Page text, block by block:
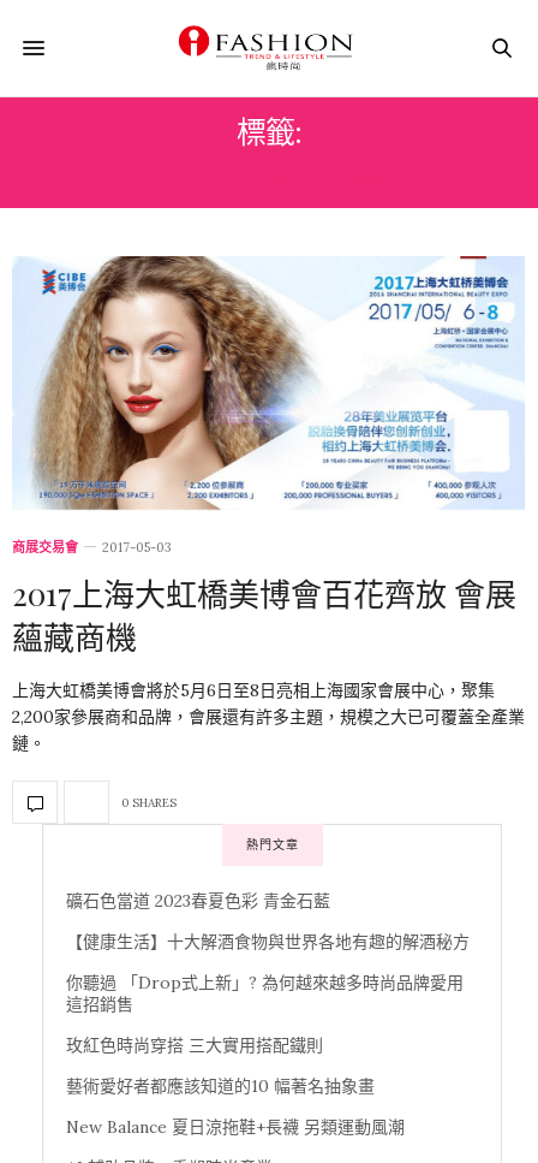
標籤:
商展交易會 2017-05-03
2017上海大虹橋美博會百花齊放 會展
蘊藏商機
上海大虹橋美博會將於5月6日至8日亮相上海國家會展中心，聚集
2,200家參展商和品牌，會展還有許多主題，規模之大已可覆蓋全產業
鏈。
0 SHARES
熱門文章
礦石色當道 2023春夏色彩 青金石藍
【健康生活】十大解酒食物與世界各地有趣的解酒秘方
你聽過 「Drop式上新」? 為何越來越多時尚品牌愛用
這招銷售
玫紅色時尚穿搭 三大實用搭配鐵則
藝術愛好者都應該知道的10 幅著名抽象畫
New Balance 夏日涼拖鞋+長襪 另類運動風潮